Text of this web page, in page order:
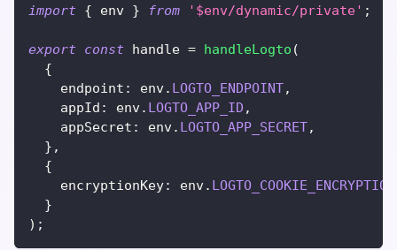
import { env } from '$env/dynamic/private' ;
export const handle = handleLogto (
{
    endpoint
: env. LOGTO_ENDPOINT,
    appId
: env. LOGTO_APP_ID ,
    appSecret
: env. LOGTO_APP_SECRET,
} ,
{
    encryptionKey
: env.
}
) ;